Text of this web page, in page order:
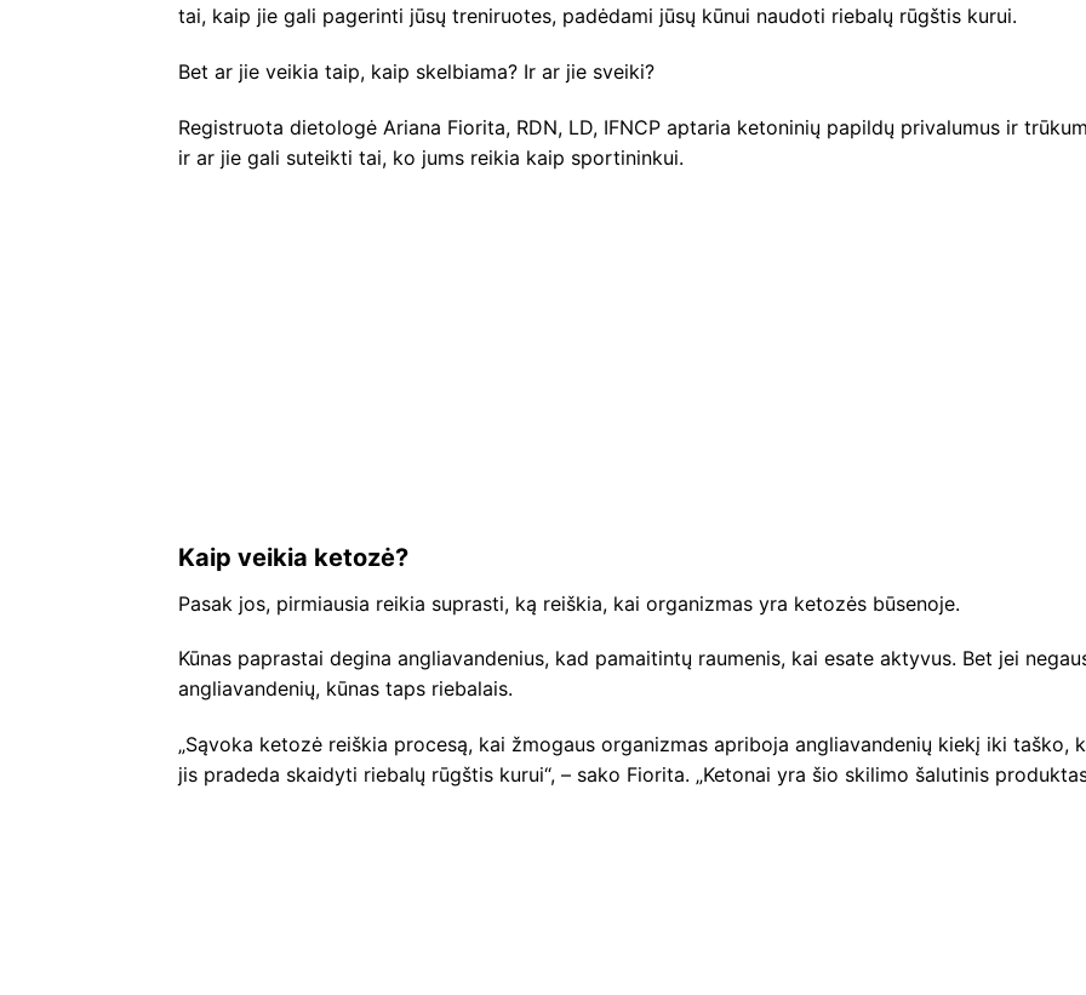
tai, kaip jie gali pagerinti jūsų treniruotes, padėdami jūsų kūnui naudoti riebalų rūgštis kurui.
Bet ar jie veikia taip, kaip skelbiama? Ir ar jie sveiki?
Registruota dietologė Ariana Fiorita, RDN, LD, IFNCP aptaria ketoninių papildų privalumus ir
ir ar jie gali suteikti tai, ko jums reikia kaip sportininkui.
Kaip veikia ketozė?
Pasak jos, pirmiausia reikia suprasti, ką reiškia, kai organizmas yra ketozės būsenoje.
Kūnas paprastai degina angliavandenius, kad pamaitintų raumenis, kai esate aktyvus. Bet jei
angliavandenių, kūnas taps riebalais.
„Sąvoka ketozė reiškia procesą, kai žmogaus organizmas apriboja angliavandenių kiekį iki taško,
jis pradeda skaidyti riebalų rūgštis kurui“, – sako Fiorita. „Ketonai yra šio skilimo šalutinis